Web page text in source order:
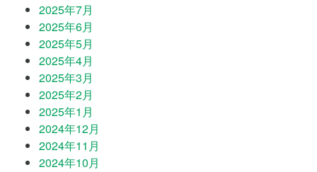
2025年7月
2025年6月
2025年5月
2025年4月
2025年3月
2025年2月
2025年1月
2024年12月
2024年11月
2024年10月